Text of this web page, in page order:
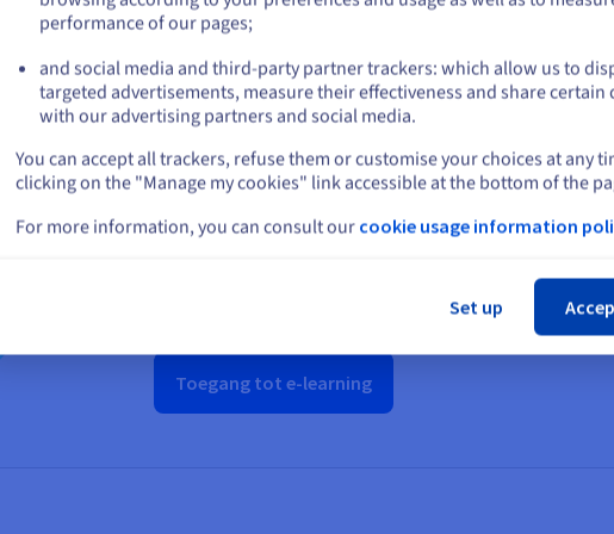
softwareleverancier geleverd worden.
Verken het potentieel
Ontdek het complete portfolio van Public Cloud-
Netwerk, AI en nog veel meer, via een
Toegang tot e-learning
Blijf op de huidige website
Selecteer een andere website
performance of our pages;
and social media and third-party partner trackers: which allow us to
targeted advertisements, measure their effectiveness and share certain
with our advertising partners and social media.
You can accept all trackers, refuse them or customise your choices at any
clicking on the "Manage my cookies" link accessible at the bottom of the
For more information, you can consult our cookie usage information
Set up